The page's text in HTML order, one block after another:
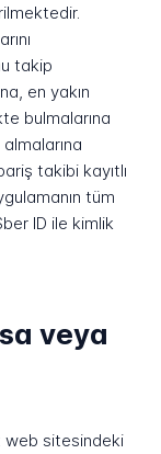
takip
en yakın
bulmalarına
takibi kayıtlı
tüm
ID ile kimlik
veya
web sitesindeki